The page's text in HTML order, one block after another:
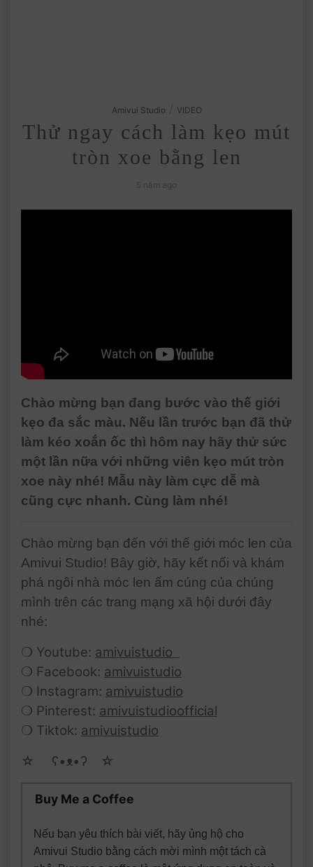
Amivui Studio VIDEO
Thử ngay cách làm kẹo mút
tròn xoe bằng len
Chào mừng bạn đang bước vào thế giới
kẹo đa sắc màu. Nếu lần trước bạn đã thử
làm kéo xoắn ốc thì hôm nay hãy thử sức
một lần nữa với những viên kẹo mút tròn
xoe này nhé! Mẫu này làm cực dễ mà
cũng cực nhanh. Cùng làm nhé!
Chào mừng bạn đến với thế giới móc len của
Amivui Studio! Bây giờ, hãy kết nối và khám
phá ngôi nhà móc len ấm cúng của chúng
mình trên các trang mạng xã hội dưới đây
nhé:
❍ Youtube: amivuistudio
❍ Facebook: amivuistudio
❍ Instagram: amivuistudio
❍ Pinterest: amivuistudioofficial
❍ Tiktok: amivuistudio
☆ゝ ʕ•ᴥ•ʔゝ☆
Buy Me a Coffee
Nếu bạn yêu thích bài viết, hãy ủng hộ cho
Amivui Studio bằng cách mời mình một tách cà